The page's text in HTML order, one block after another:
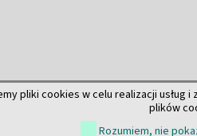
pliki cookies w celu realizacji usług i
plików
Rozumiem, nie